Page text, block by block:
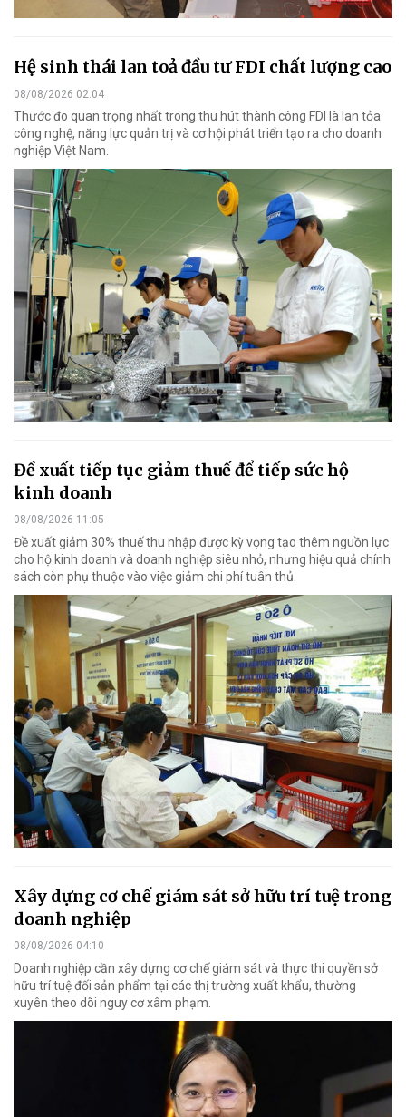
Hệ sinh thái lan toả đầu tư FDI chất lượng cao
08/08/2026 02:04
Thước đo quan trọng nhất trong thu hút thành công FDI là lan tỏa
công nghệ, năng lực quản trị và cơ hội phát triển tạo ra cho doanh
nghiệp Việt Nam.
Đề xuất tiếp tục giảm thuế để tiếp sức hộ
kinh doanh
08/08/2026 11:05
Đề xuất giảm 30% thuế thu nhập được kỳ vọng tạo thêm nguồn lực
cho hộ kinh doanh và doanh nghiệp siêu nhỏ, nhưng hiệu quả chính
sách còn phụ thuộc vào việc giảm chi phí tuân thủ.
Xây dựng cơ chế giám sát sở hữu trí tuệ trong
doanh nghiệp
08/08/2026 04:10
Doanh nghiệp cần xây dựng cơ chế giám sát và thực thi quyền sở
hữu trí tuệ đối sản phẩm tại các thị trường xuất khẩu, thường
xuyên theo dõi nguy cơ xâm phạm.